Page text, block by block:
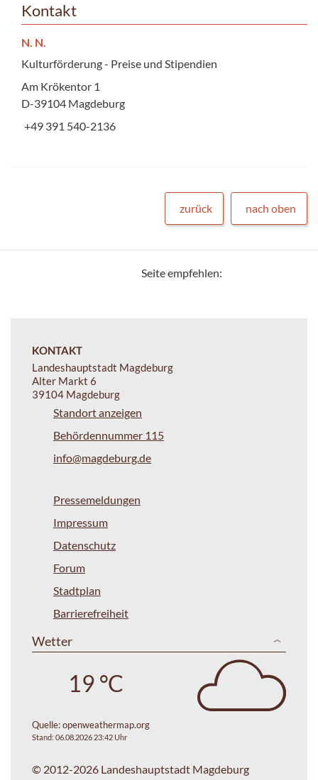
Kontakt
N. N.
Kulturförderung - Preise und Stipendien
Am Krökentor 1
D-39104 Magdeburg
+49 391 540-2136
zurück nach oben
Seite empfehlen:
KONTAKT
Landeshauptstadt Magdeburg
Alter Markt 6
39104 Magdeburg
Standort anzeigen
Behördennummer 115
info@magdeburg.de
Pressemeldungen
Impressum
Datenschutz
Forum
Stadtplan
Barrierefreiheit
Wetter
19 °C
Quelle:openweathermap.org
Stand: 06.08.2026 23:42 Uhr
© 2012-2026 Landeshauptstadt Magdeburg